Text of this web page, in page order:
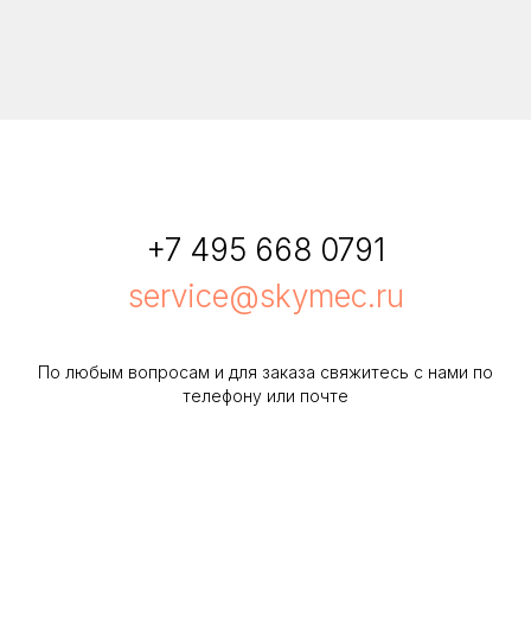
+7 495 668 0791
service@skymec.ru
По любым вопросам и для заказа свяжитесь с нами по
телефону или почте